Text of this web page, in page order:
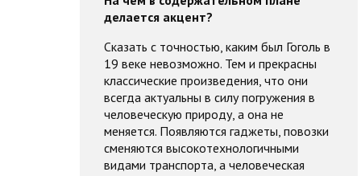
делается акцент?
Сказать с точностью, каким был Гоголь в
19 веке невозможно. Тем и прекрасны
классические произведения, что они
всегда актуальны в силу погружения в
человеческую природу, а она не
меняется. Появляются гаджеты, повозки
сменяются высокотехнологичными
видами транспорта, а человеческая